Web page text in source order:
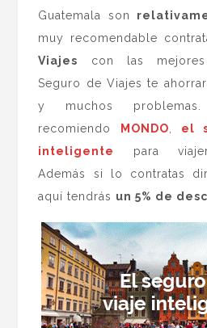
Guatemala son
muy recomendable
Viajes con las mejores
Seguro de Viajes te
y muchos
recomiendo
MONDO
el
inteligente
para
Además si lo contratas
aquí tendrás un 5% de